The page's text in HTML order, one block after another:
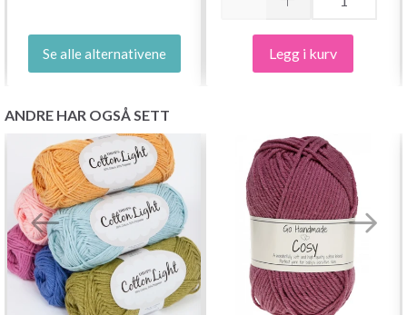
Se alle alternativene Legg i kurv
ANDRE HAR OGSÅ SETT